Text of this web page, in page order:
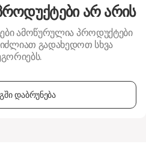
არ არის
ამოწურულია პროდუქტები
გადახედოთ სხვა
დაბრუნება